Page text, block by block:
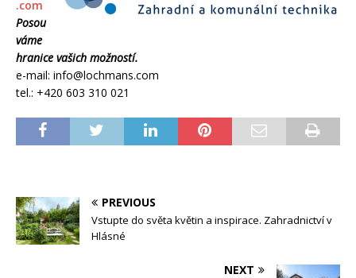
.com
Posou
váme
hranice vašich možností.
e-mail: info@lochmans.com
tel.: +420 603 310 021
PREVIOUS
Vstupte do světa květin a inspirace. Zahradnictví v
Hlásné
NEXT